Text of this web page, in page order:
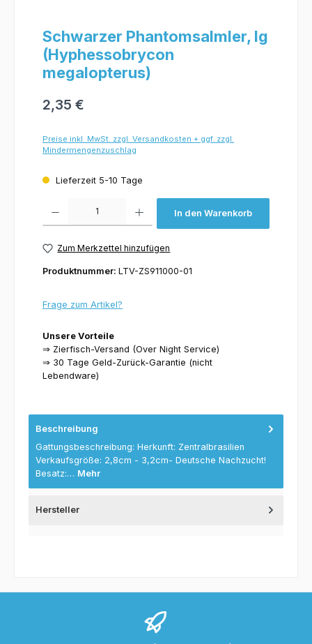
Schwarzer Phantomsalmler, lg
(Hyphessobrycon
megalopterus)
2,35 €
Preise inkl. MwSt. zzgl. Versandkosten + ggf. zzgl.
Mindermengenzuschlag
Lieferzeit 5-10 Tage
In den Warenkorb
Zum Merkzettel hinzufügen
Produktnummer: LTV-ZS911000-01
Frage zum Artikel?
Unsere Vorteile
⇒ Zierfisch-Versand (Over Night Service)
⇒ 30 Tage Geld-Zurück-Garantie (nicht
Lebendware)
Beschreibung
Gattungsbeschreibung: Herkunft: Zentralbrasilien
Verkaufsgröße: 2,8cm - 3,2cm- Deutsche Nachzucht!
Besatz:… Mehr
Hersteller